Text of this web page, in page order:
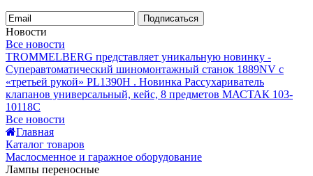
Подписаться
Новости
Все новости
TROMMELBERG представляет уникальную новинку -
Суперавтоматический шиномонтажный станок 1889NV с
«третьей рукой» PL1390H . Новинка Рассухариватель
клапанов универсальный, кейс, 8 предметов МАСТАК 103-
10118C
Все новости
Главная
Каталог товаров
Маслосменное и гаражное оборудование
Лампы переносные